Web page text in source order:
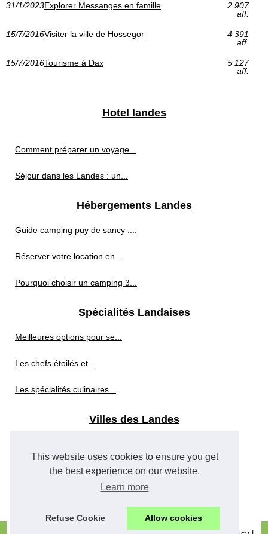
This website uses cookies to ensure you get
the best experience on our website.
Learn more
Refuse Cookie Allow cookies
31/1/2023Explorer Messanges en famille
2 907
aff.
15/7/2016Visiter la ville de Hossegor
4 391
aff.
15/7/2016Tourisme à Dax
5 127
aff.
Hotel landes
Comment préparer un voyage...
Séjour dans les Landes : un...
Hébergements Landes
Guide camping puy de sancy :...
Réserver votre location en...
Pourquoi choisir un camping 3...
Spécialités Landaises
Meilleures options pour se...
Les chefs étoilés et...
Les spécialités culinaires...
Villes des Landes
Déjeuner croisière seine...